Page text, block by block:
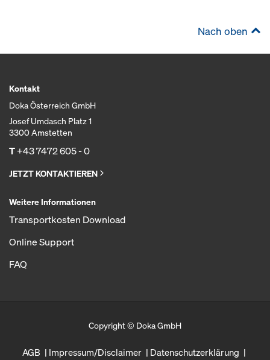
Nach oben
Kontakt
Doka Österreich GmbH
Josef Umdasch Platz 1
3300 Amstetten
T+43 7472 605 - 0
JETZT KONTAKTIEREN
Weitere Informationen
Transportkosten Download
Online Support
FAQ
Copyright © Doka GmbH
AGB Impressum/Disclaimer
Datenschutzerklärung